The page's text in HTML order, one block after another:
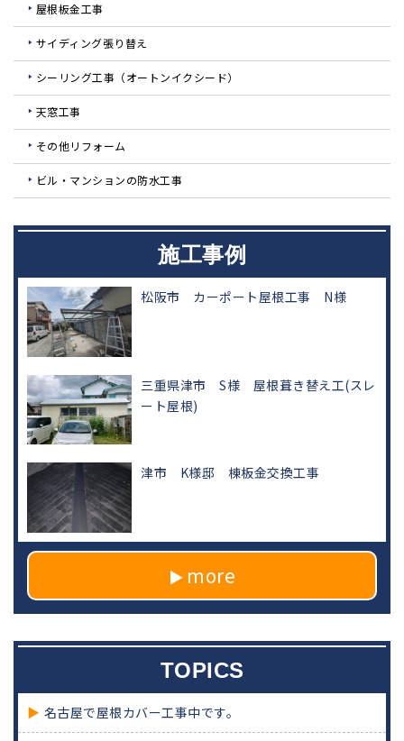
屋根板金工事
サイディング張り替え
シーリング工事（オートンイクシード）
天窓工事
その他リフォーム
ビル・マンションの防水工事
施工事例
松阪市 カーポート屋根工事 N様
三重県津市 S様 屋根葺き替え工(スレ
ート屋根)
津市 K様邸 棟板金交換工事
more
TOPICS
名古屋で屋根カバー工事中です。